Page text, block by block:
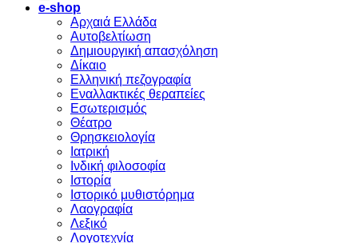
e-shop
Αρχαιά Ελλάδα
Aυτοβελτίωση
Δημιουργική απασχόληση
Δίκαιο
Ελληνική πεζογραφία
Eναλλακτικές θεραπείες
Eσωτερισμός
Θέατρο
Θρησκειολογία
Ιατρική
Ινδική φιλοσοφία
Ιστορία
Ιστορικό μυθιστόρημα
Λαογραφία
Λεξικό
Λογοτεχνία